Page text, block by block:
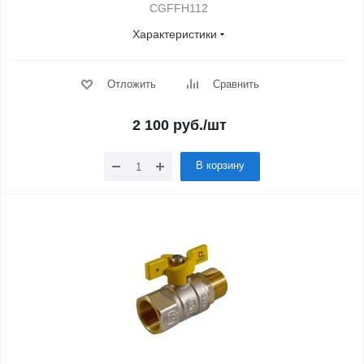
CGFFH112
Характеристики
Отложить Сравнить
2 100руб./шт
В корзину